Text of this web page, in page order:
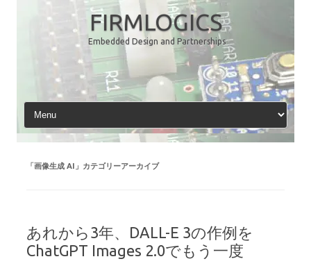
FIRMLOGICS
Embedded Design and Partnerships
「画像生成 AI 」カテゴリーアーカイブ
あれから3年、DALL-E 3の作例を
ChatGPT Images 2.0でもう一度